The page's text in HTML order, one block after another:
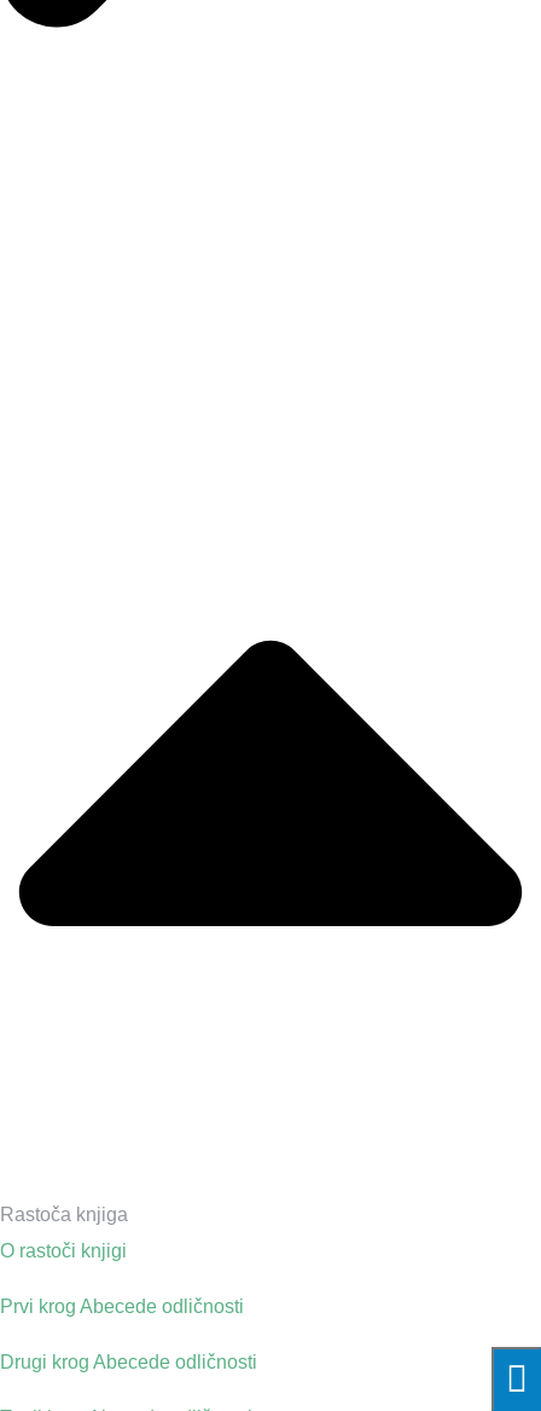
Rastoča knjiga
O rastoči knjigi
Prvi krog Abecede odličnosti
Drugi krog Abecede odličnosti